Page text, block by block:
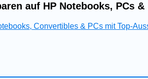
auf HP Notebooks, PCs
Convertibles & PCs mit Top-